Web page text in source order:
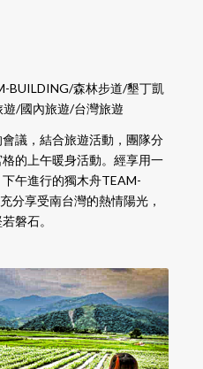
BUILDING/森林步道/墾丁凱
/國內旅遊/台灣旅遊
議，結合旅遊活動，團隊分
的上午暖身活動。經享用一
午進行的獨木舟TEAM-
分享受南台灣的熱情陽光，
磐石。